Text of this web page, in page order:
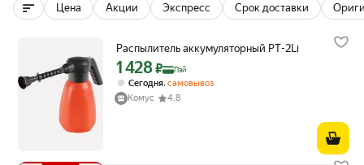
Цена Акции Экспресс Срок доставки
Распылитель аккумуляторный PT-2Li
Цена с картой Яндекс Пэй 1428 ₽ вместо
1 428₽ Пэй
Сегодня, самовывоз
Комус
4.8